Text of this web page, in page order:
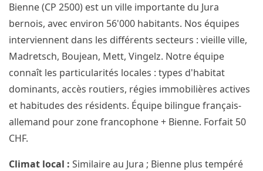
Bienne (CP 2500) est un ville importante du Jura
bernois, avec environ 56'000 habitants. Nos équipes
interviennent dans les différents secteurs : vieille ville,
Madretsch, Boujean, Mett, Vingelz. Notre équipe
connaît les particularités locales : types d'habitat
dominants, accès routiers, régies immobilières actives
et habitudes des résidents. Équipe bilingue français-
allemand pour zone francophone + Bienne. Forfait 50
CHF.
Climat local : Similaire au Jura ; Bienne plus tempéré